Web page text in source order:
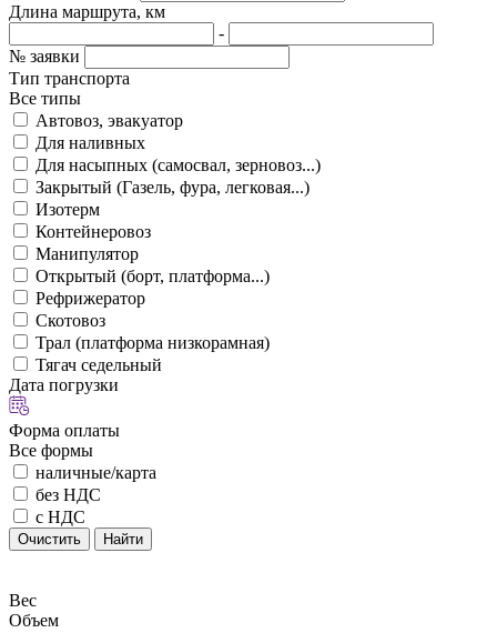
Длина маршрута, км
-
№ заявки
Тип транспорта
Все типы
Автовоз, эвакуатор
Для наливных
Для насыпных (самосвал, зерновоз...)
Закрытый (Газель, фура, легковая...)
Изотерм
Контейнеровоз
Манипулятор
Открытый (борт, платформа...)
Рефрижератор
Скотовоз
Трал (платформа низкорамная)
Тягач седельный
Дата погрузки
Форма оплаты
Все формы
наличные/карта
без НДС
с НДС
Очистить Найти
Вес
Объем